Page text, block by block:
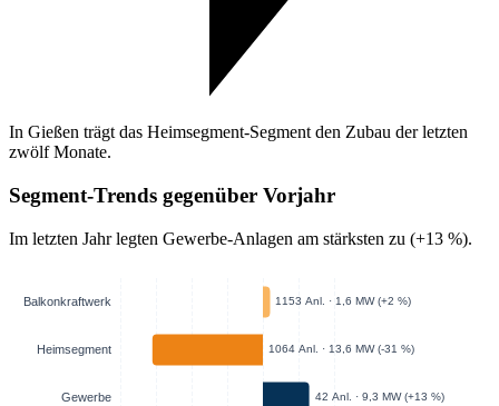
In Gießen trägt das Heimsegment-Segment den Zubau der letzten
zwölf Monate.
Segment-Trends gegenüber Vorjahr
Im letzten Jahr legten Gewerbe-Anlagen am stärksten zu (+13 %).